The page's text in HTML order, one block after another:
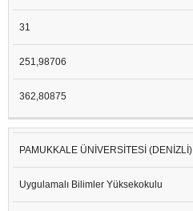
31
251,98706
362,80875
PAMUKKALE ÜNİVERSİTESİ (DENİZLİ)
Uygulamalı Bilimler Yüksekokulu